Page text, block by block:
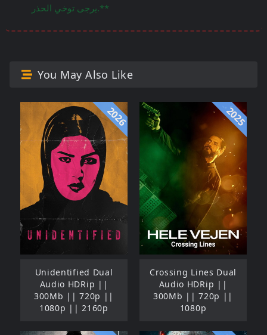
يرجى توخي الحذر.**
You May Also Like
2026
Unidentified Dual
Audio HDRip ||
300Mb || 720p ||
1080p || 2160p
2025
Crossing Lines Dual
Audio HDRip ||
300Mb || 720p ||
1080p